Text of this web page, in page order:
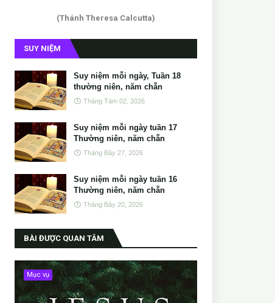
(Thánh Theresa Calcutta)
SUY NIỆM
Suy niệm mỗi ngày, Tuần 18
thường niên, năm chẵn
Tháng Tám 02, 2026
Suy niệm mỗi ngày tuần 17
Thường niên, năm chẵn
Tháng Bảy 27, 2026
Suy niệm mỗi ngày tuần 16
Thường niên, năm chẵn
Tháng Bảy 20, 2026
BÀI ĐƯỢC QUAN TÂM
Mục vụ